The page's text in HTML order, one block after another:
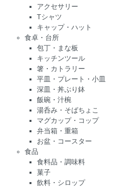
アクセサリー
Tシャツ
キャップ・ハット
食卓・台所
包丁・まな板
キッチンツール
箸・カトラリー
平皿・プレート・小皿
深皿・丼ぶり鉢
飯碗・汁椀
湯呑み・そばちょこ
マグカップ・コップ
弁当箱・重箱
お盆・コースター
食品
食料品・調味料
菓子
飲料・シロップ